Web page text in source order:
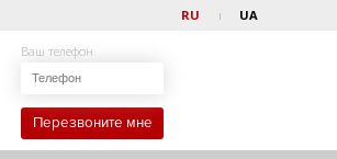
RU UA
Ваш телефон
Перезвоните мне